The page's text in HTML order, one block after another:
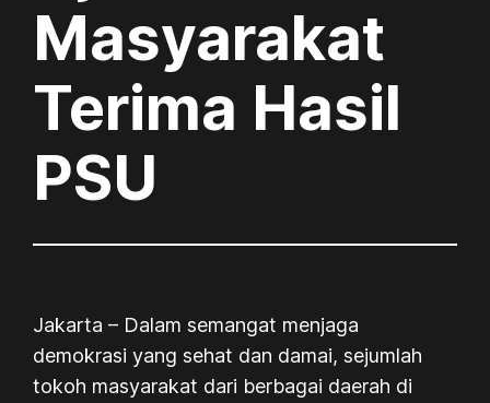
Masyarakat
Terima Hasil
PSU
Jakarta – Dalam semangat menjaga
demokrasi yang sehat dan damai, sejumlah
tokoh masyarakat dari berbagai daerah di